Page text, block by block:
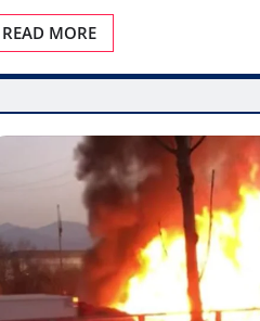
READ MORE